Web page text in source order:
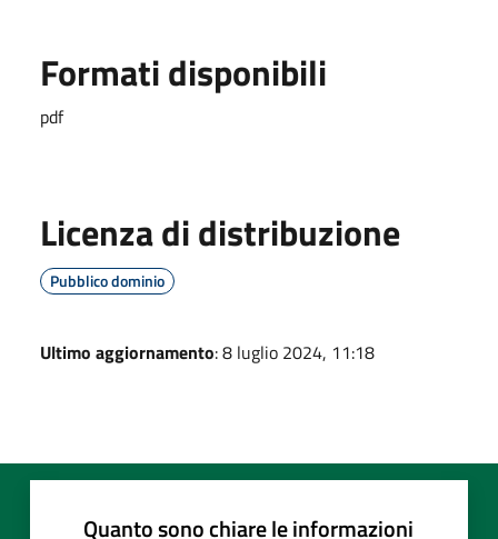
Formati disponibili
pdf
Licenza di distribuzione
Pubblico dominio
Ultimo aggiornamento: 8 luglio 2024, 11:18
Quanto sono chiare le informazioni